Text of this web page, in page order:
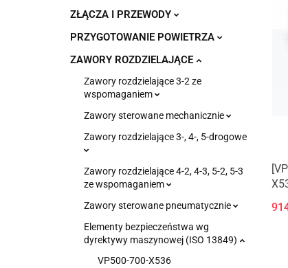
ZŁĄCZA I PRZEWODY
PRZYGOTOWANIE POWIETRZA
ZAWORY ROZDZIELAJĄCE
Zawory rozdzielające 3-2 ze
wspomaganiem
Zawory sterowane mechanicznie
Zawory rozdzielające 3-, 4-, 5-drogowe
Zawory rozdzielające 4-2, 4-3, 5-2, 5-3
ze wspomaganiem
Zawory sterowane pneumatycznie
Elementy bezpieczeństwa wg
dyrektywy maszynowej (ISO 13849)
VP500-700-X536